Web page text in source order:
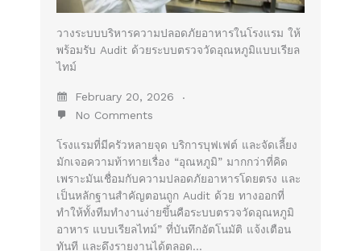
วางระบบบริหารความปลอดภัยอาหารในโรงแรม ให้
พร้อมรับ Audit ด้วยระบบตรวจวัดอุณหภูมิแบบเรียล
ไทม์
February 20, 2026
No Comments
โรงแรมที่มีครัวหลายจุด บริการบุฟเฟต์ และจัดเลี้ยง
มักเจอความท้าทายเรื่อง “อุณหภูมิ” มากกว่าที่คิด
เพราะมันเชื่อมกับความปลอดภัยอาหารโดยตรง และ
เป็นหลักฐานสำคัญตอนถูก Audit ด้วย ทางออกที่
ทำให้ทั้งทีมทำงานง่ายขึ้นคือระบบตรวจวัดอุณหภูมิ
อาหาร แบบเรียลไทม์” ที่บันทึกอัตโนมัติ แจ้งเตือน
ทันที และดึงรายงานได้ตลอด…